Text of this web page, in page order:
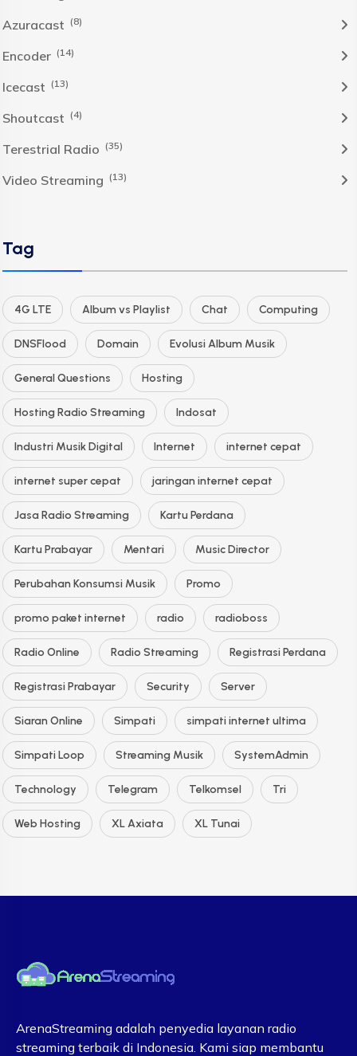
Azuracast (8)
Encoder (14)
Icecast (13)
Shoutcast (4)
Terestrial Radio (35)
Video Streaming (13)
Tag
4G LTE Album vs Playlist Chat Computing
DNSFlood Domain Evolusi Album Musik
General Questions Hosting
Hosting Radio Streaming Indosat
Industri Musik Digital Internet internet cepat
internet super cepat jaringan internet cepat
Jasa Radio Streaming Kartu Perdana
Kartu Prabayar Mentari Music Director
Perubahan Konsumsi Musik Promo
promo paket internet radio radioboss
Radio Online Radio Streaming Registrasi Perdana
Registrasi Prabayar Security Server
Siaran Online Simpati simpati internet ultima
Simpati Loop Streaming Musik SystemAdmin
Technology Telegram Telkomsel Tri
Web Hosting XL Axiata XL Tunai
ArenaStreaming adalah penyedia layanan radio
streaming terbaik di Indonesia. Kami siap membantu